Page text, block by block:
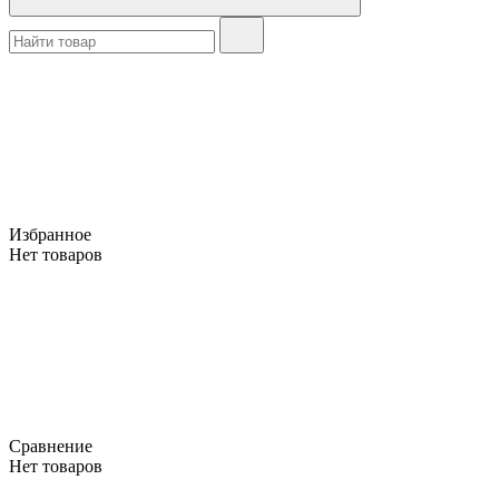
Избранное
Нет товаров
Сравнение
Нет товаров